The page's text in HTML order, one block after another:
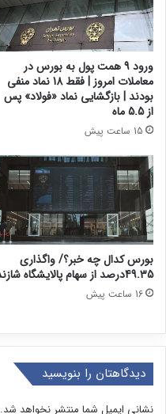
ورود 9 همت پول به بورس در
معاملات امروز | فقط 18 نماد منفی
بودند | بازگشایی نماد «فولاد» پس
از 5.5 ماه
15 ساعت پیش
بورس کدال چه خبر؟/ واگذاری
49.35درصد از سهام پالایشگاه شازند
16 ساعت پیش
دیدگاهتان را بنویسید
نشانی ایمیل شما منتشر نخواهد شد.